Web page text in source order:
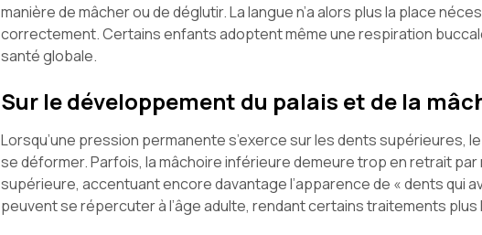
manière de mâcher ou de déglutir. La langue n’a alors plus la place
correctement. Certains enfants adoptent même une respiration
santé globale.
Sur le développement du palais et de la
Lorsqu’une pression permanente s’exerce sur les dents supérieures,
se déformer. Parfois, la mâchoire inférieure demeure trop en retrait par
supérieure, accentuant encore davantage l’apparence de « dents qui
peuvent se répercuter à l’âge adulte, rendant certains traitements